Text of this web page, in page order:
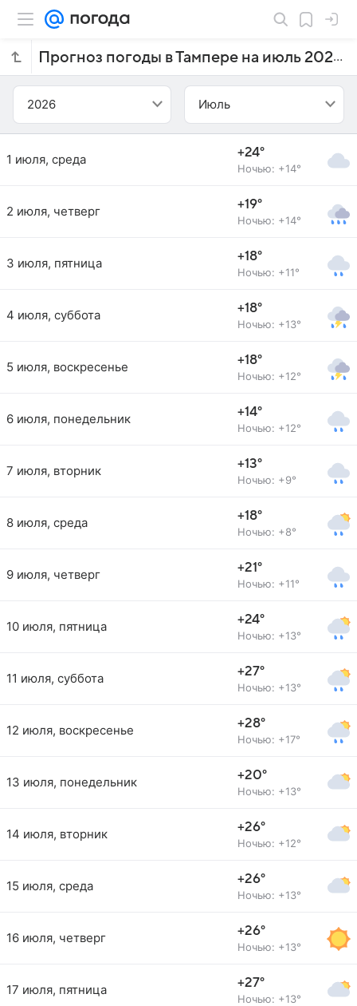
Прогноз погоды в Тампере на июль 2026 года
2026 Июль
1 июля, среда +24°
Ночью: +14°
2 июля, четверг +19°
Ночью: +14°
3 июля, пятница +18°
Ночью: +11°
4 июля, суббота +18°
Ночью: +13°
5 июля, воскресенье +18°
Ночью: +12°
6 июля, понедельник +14°
Ночью: +12°
7 июля, вторник +13°
Ночью: +9°
8 июля, среда +18°
Ночью: +8°
9 июля, четверг +21°
Ночью: +11°
10 июля, пятница +24°
Ночью: +13°
11 июля, суббота +27°
Ночью: +13°
12 июля, воскресенье +28°
Ночью: +17°
13 июля, понедельник +20°
Ночью: +13°
14 июля, вторник +26°
Ночью: +12°
15 июля, среда +26°
Ночью: +13°
16 июля, четверг +26°
Ночью: +13°
17 июля, пятница +27°
Ночью: +13°